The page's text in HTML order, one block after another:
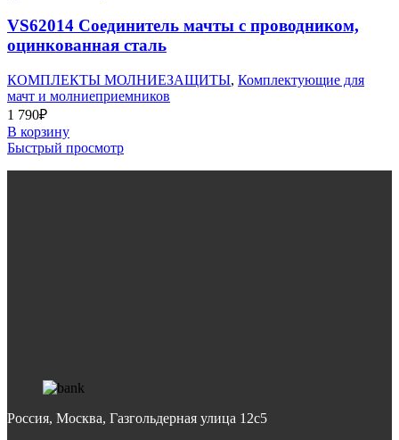
VS62014 Соединитель мачты с проводником,
оцинкованная сталь
КОМПЛЕКТЫ МОЛНИЕЗАЩИТЫ, Комплектующие для
мачт и молниеприемников
1 790₽
В корзину
Быстрый просмотр
Россия, Москва, Газгольдерная улица 12с5